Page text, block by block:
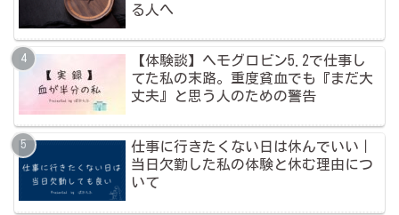
る人へ
【体験談】ヘモグロビン5.2で仕事し
てた私の末路。重度貧血でも『まだ大
丈夫』と思う人のための警告
仕事に行きたくない日は休んでいい｜
当日欠勤した私の体験と休む理由につ
いて